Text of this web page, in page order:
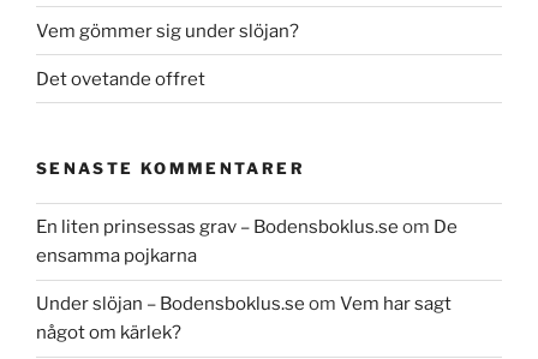
Vem gömmer sig under slöjan?
Det ovetande offret
SENASTE KOMMENTARER
En liten prinsessas grav – Bodensboklus.se om De
ensamma pojkarna
Under slöjan – Bodensboklus.se om Vem har sagt
något om kärlek?